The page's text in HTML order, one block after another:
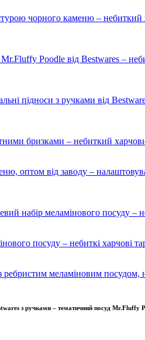
з ручками – тематичний посуд Mr.Fluffy